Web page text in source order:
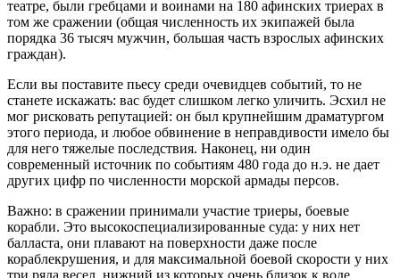
театре, были гребцами и воинами на 180 афинских триерах в
том же сражении (общая численность их экипажей была
порядка 36 тысяч мужчин, большая часть взрослых афинских
граждан).
Если вы поставите пьесу среди очевидцев событий, то не
станете искажать: вас будет слишком легко уличить. Эсхил не
мог рисковать репутацией: он был крупнейшим драматургом
этого периода, и любое обвинение в неправдивости имело бы
для него тяжелые последствия. Наконец, ни один
современный источник по событиям 480 года до н.э. не дает
других цифр по численности морской армады персов.
Важно: в сражении принимали участие триеры, боевые
корабли. Это высокоспециализированные суда: у них нет
балласта, они плавают на поверхности даже после
кораблекрушения, и для максимальной боевой скорости у них
три ряда весел, нижний из которых очень близок к воде.